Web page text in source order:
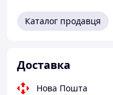
Каталог продавця
Доставка
Нова Пошта